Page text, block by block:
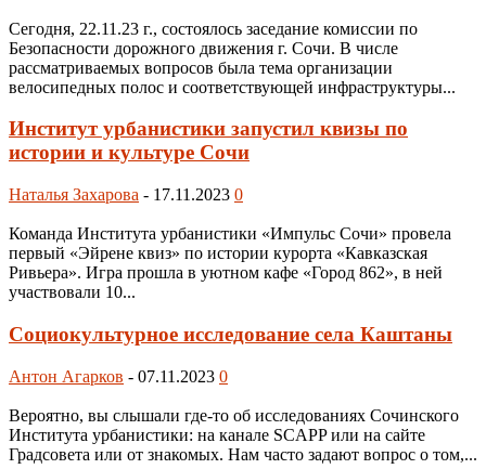
Сегодня, 22.11.23 г., состоялось заседание комиссии по
Безопасности дорожного движения г. Сочи. В числе
рассматриваемых вопросов была тема организации
велосипедных полос и соответствующей инфраструктуры...
Институт урбанистики запустил квизы по
истории и культуре Сочи
Наталья Захарова - 17.11.2023 0
Команда Института урбанистики «Импульс Сочи» провела
первый «Эйрене квиз» по истории курорта «Кавказская
Ривьера». Игра прошла в уютном кафе «Город 862», в ней
участвовали 10...
Социокультурное исследование села Каштаны
Антон Агарков - 07.11.2023 0
Вероятно, вы слышали где-то об исследованиях Сочинского
Института урбанистики: на канале SCAPP или на сайте
Градсовета или от знакомых. Нам часто задают вопрос о том,...